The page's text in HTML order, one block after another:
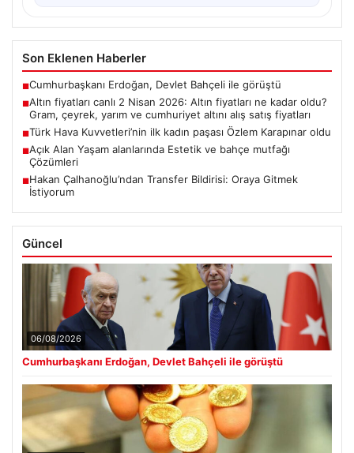
Son Eklenen Haberler
■Cumhurbaşkanı Erdoğan, Devlet Bahçeli ile görüştü
■Altın fiyatları canlı 2 Nisan 2026: Altın fiyatları ne kadar oldu?
Gram, çeyrek, yarım ve cumhuriyet altını alış satış fiyatları
■Türk Hava Kuvvetleri’nin ilk kadın paşası Özlem Karapınar oldu
■Açık Alan Yaşam alanlarında Estetik ve bahçe mutfağı
Çözümleri
■Hakan Çalhanoğlu’ndan Transfer Bildirisi: Oraya Gitmek
İstiyorum
Güncel
06/08/2026
Cumhurbaşkanı Erdoğan, Devlet Bahçeli ile görüştü